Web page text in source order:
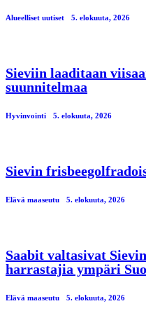
Alueelliset uutiset 5. elokuuta, 2026
Sieviin laaditaan
suunnitelmaa
Hyvinvointi 5. elokuuta, 2026
Sievin
Elävä maaseutu 5. elokuuta, 2026
Saabit valtasivat
harrastajia ympäri
Elävä maaseutu 5. elokuuta, 2026